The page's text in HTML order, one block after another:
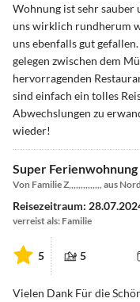
Wohnung ist sehr
uns wirklich rundherum
uns ebenfalls gut
gelegen zwischen dem
hervorragenden
sind einfach ein tolles
Abwechslungen zu
wieder!
Super Ferienwohnung
Von Familie Z,,,,,,,,,,,,,, aus
Reisezeitraum:
verreist als: Familie
5 5
Vielen Dank Für die